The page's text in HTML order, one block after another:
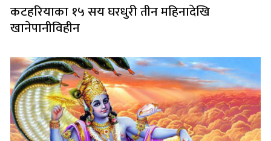
कटहरियाका १५ सय घरधुरी तीन महिनादेखि
खानेपानीविहीन